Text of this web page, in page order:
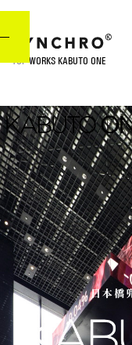
TOP WORKS KABUTO ONE